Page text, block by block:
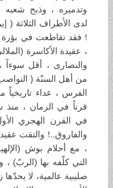
وتدميره ، وذبح شعبه
لدى الأطراف الثلاثة (
! فقد تقاطعت في بؤرة
، عقيدة الأكاسرة
والنصارى ، أقل سوءاً
من أهل السنّة (
الفرس ، عداء تاريخياً
قرناً في الزمان ، منذ
في القرن الهجري
والفاروق..! والتقت عقيدة
، مع أحلام بوش
التي كلّفه بها (الربّ) ،
صليبية عالمية، لا يحدّها